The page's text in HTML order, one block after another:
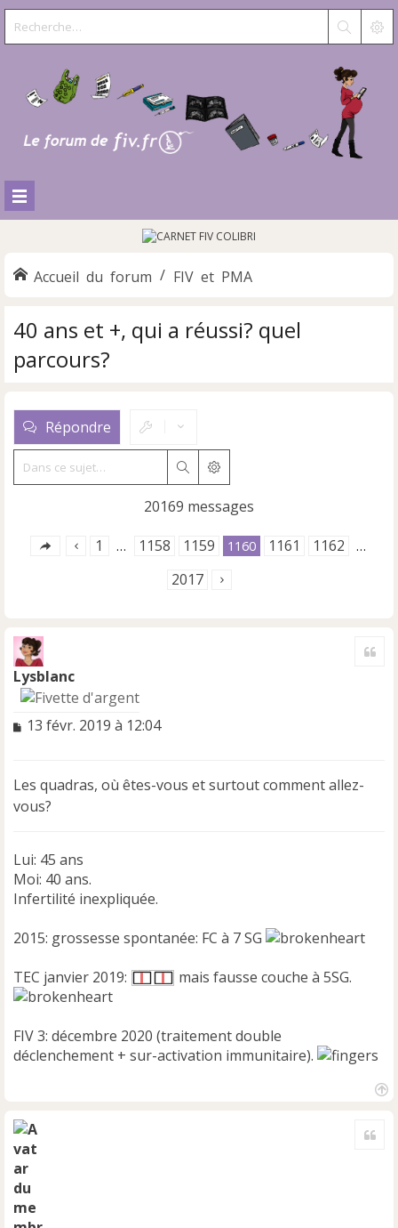
Accueil du forum FIV et PMA
40 ans et +, qui a réussi? quel
parcours?
Répondre
RechercherRecherche avancée
20169 messages
1 … 1158 1159 1160 1161 1162 …
2017
Lysblanc
M
a
g
o
n
l
u
13 févr. 2019 à 12:04
Les quadras, où êtes-vous et surtout comment allez-
vous?
Lui: 45 ans
Moi: 40 ans.
Infertilité inexpliquée.
2015: grossesse spontanée: FC à 7 SG
TEC janvier 2019:
mais fausse couche à 5SG.
FIV 3: décembre 2020 (traitement double
déclenchement + sur-activation immunitaire).